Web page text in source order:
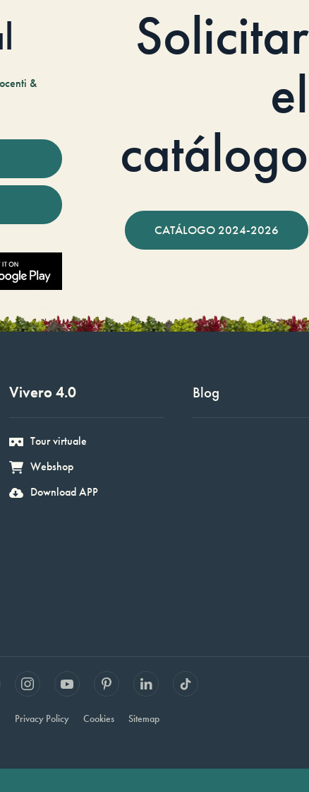
&
Solicitar
el
catálogo
CATÁLOGO 2024-2026
Vivero 4.0
Tour virtuale
Webshop
Download APP
Blog
Privacy Policy Cookies Sitemap